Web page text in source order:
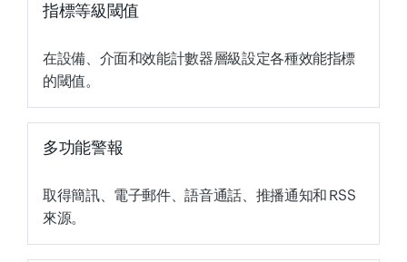
指標等級閾值
在設備、介面和效能計數器層級設定各種效能指標
的閾值。
多功能警報
取得簡訊、電子郵件、語音通話、推播通知和 RSS
來源。